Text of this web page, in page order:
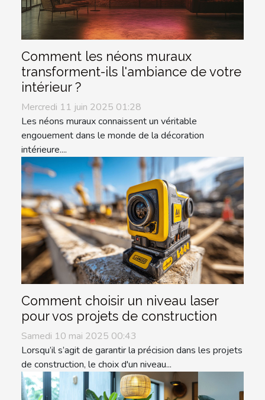
Comment les néons muraux
transforment-ils l'ambiance de votre
intérieur ?
Mercredi 11 juin 2025 01:28
Les néons muraux connaissent un véritable
engouement dans le monde de la décoration
intérieure....
Comment choisir un niveau laser
pour vos projets de construction
Samedi 10 mai 2025 00:43
Lorsqu’il s’agit de garantir la précision dans les projets
de construction, le choix d'un niveau...